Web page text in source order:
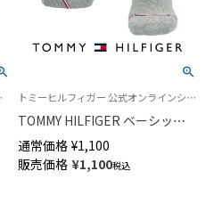
下 公式 トミーヒルフィガー 公式オンラインショップ 紳士 靴下
TOMMY HILFIGER ベーシック
フラッグ スニーカー丈 カジュ
アル ソックス メンズ 02552676
通常価格 ¥1,100
販売価格 ¥1,100税込